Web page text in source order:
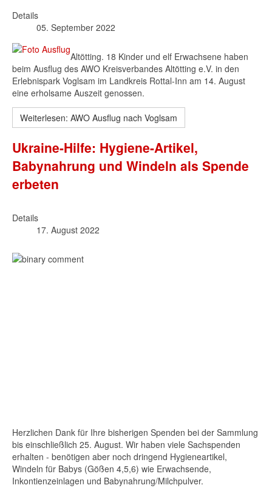
Details
05. September 2022
Altötting. 18 Kinder und elf Erwachsene haben
beim Ausflug des AWO Kreisverbandes Altötting e.V. in den
Erlebnispark Voglsam im Landkreis Rottal-Inn am 14. August
eine erholsame Auszeit genossen.
Weiterlesen: AWO Ausflug nach Voglsam
Ukraine-Hilfe: Hygiene-Artikel,
Babynahrung und Windeln als Spende
erbeten
Details
17. August 2022
Herzlichen Dank für Ihre bisherigen Spenden bei der Sammlung
bis einschließlich 25. August. Wir haben viele Sachspenden
erhalten - benötigen aber noch dringend Hygieneartikel,
Windeln für Babys (Gößen 4,5,6) wie Erwachsende,
Inkontienzeinlagen und Babynahrung/Milchpulver.